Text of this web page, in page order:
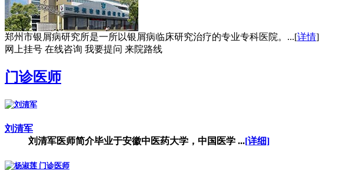
郑州市银屑病研究所是一所以银屑病临床研究治疗的专业专科医院。...[详情]
网上挂号 在线咨询 我要提问 来院路线
门诊医师
刘清军
刘清军医师简介毕业于安徽中医药大学，中国医学 ...[详细]